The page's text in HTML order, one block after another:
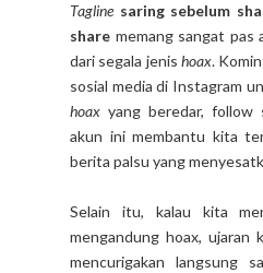
Tagline saring sebelum
share memang sangat pas
dari segala jenis hoax.
sosial media di Instagram
hoax yang beredar, follow
akun ini membantu kita
berita palsu yang
Selain itu, kalau kita
mengandung hoax, ujaran
mencurigakan langsung